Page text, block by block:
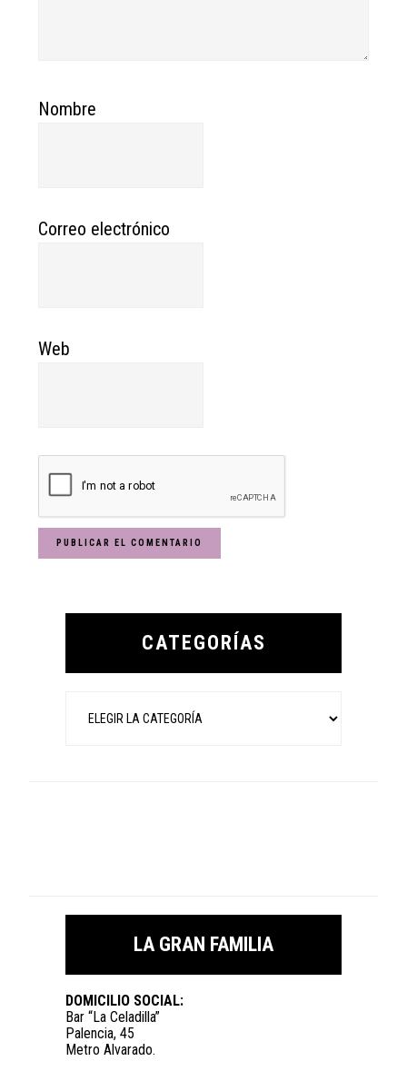
Nombre
Correo electrónico
Web
Primary
CATEGORÍAS
LA GRAN FAMILIA
DOMICILIO SOCIAL:
Bar “La Celadilla”
Palencia, 45
Metro Alvarado.